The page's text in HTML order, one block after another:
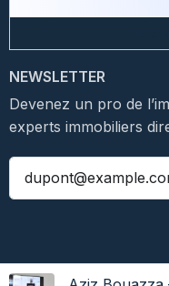
NEWSLETTER
Devenez un pro de
experts immobiliers